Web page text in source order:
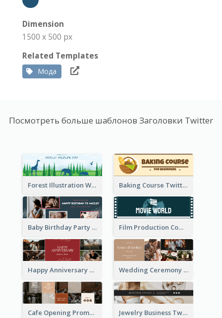
Dimension
1500 x 500 px
Related Templates
Мода
Посмотреть больше шаблонов Заголовки Twitter
Forest Illustration World Wildlife Day Twitter Header Baking Course Twitter Header
Baby Birthday Party Twitter Header Film Production Company Twitter Header
Happy Anniversary Twitter Header Wedding Ceremony Twitter Header
Cafe Opening Promotion Twitter Header Jewelry Business Twitter Header